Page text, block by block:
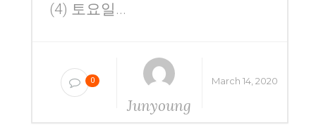
(4) 토요일...
0
Junyoung
March 14, 2020